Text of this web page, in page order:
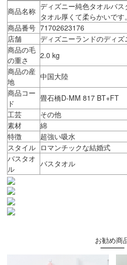
商品名称 ディズニー純色タオルバ
タオル厚くて柔らかいです。
商品番号 71702623176
店舗
ディズニーランドのディ
商品の毛
の重さ
2.0 kg
商品の産
地
中国大陸
商品コー
ド
畳石橋D-MM 817 BT+FT
工芸
その他
素材
綿
特徴
超強い吸水
スタイル ロマンチックな結婚式
バスタオ
ル
バスタオル
お勧め商